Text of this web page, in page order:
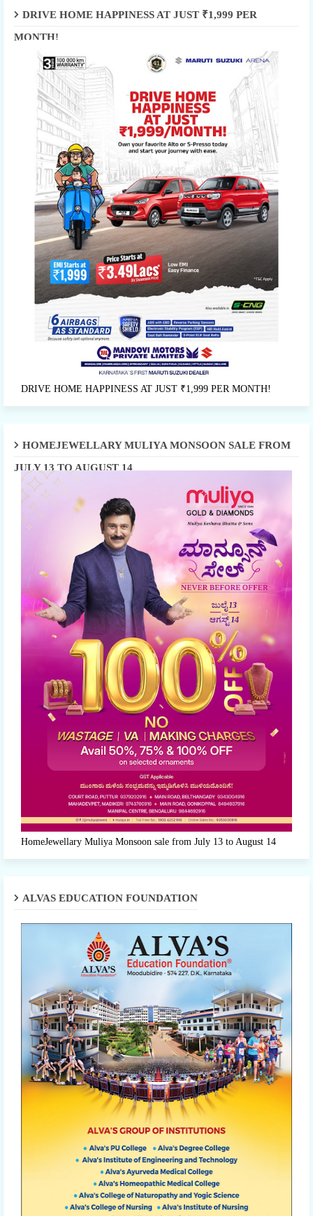
DRIVE HOME HAPPINESS AT JUST ₹1,999 PER
MONTH!
DRIVE HOME HAPPINESS AT JUST ₹1,999 PER MONTH!
HOMEJEWELLARY MULIYA MONSOON SALE FROM
JULY 13 TO AUGUST 14
HomeJewellary Muliya Monsoon sale from July 13 to August 14
ALVAS EDUCATION FOUNDATION